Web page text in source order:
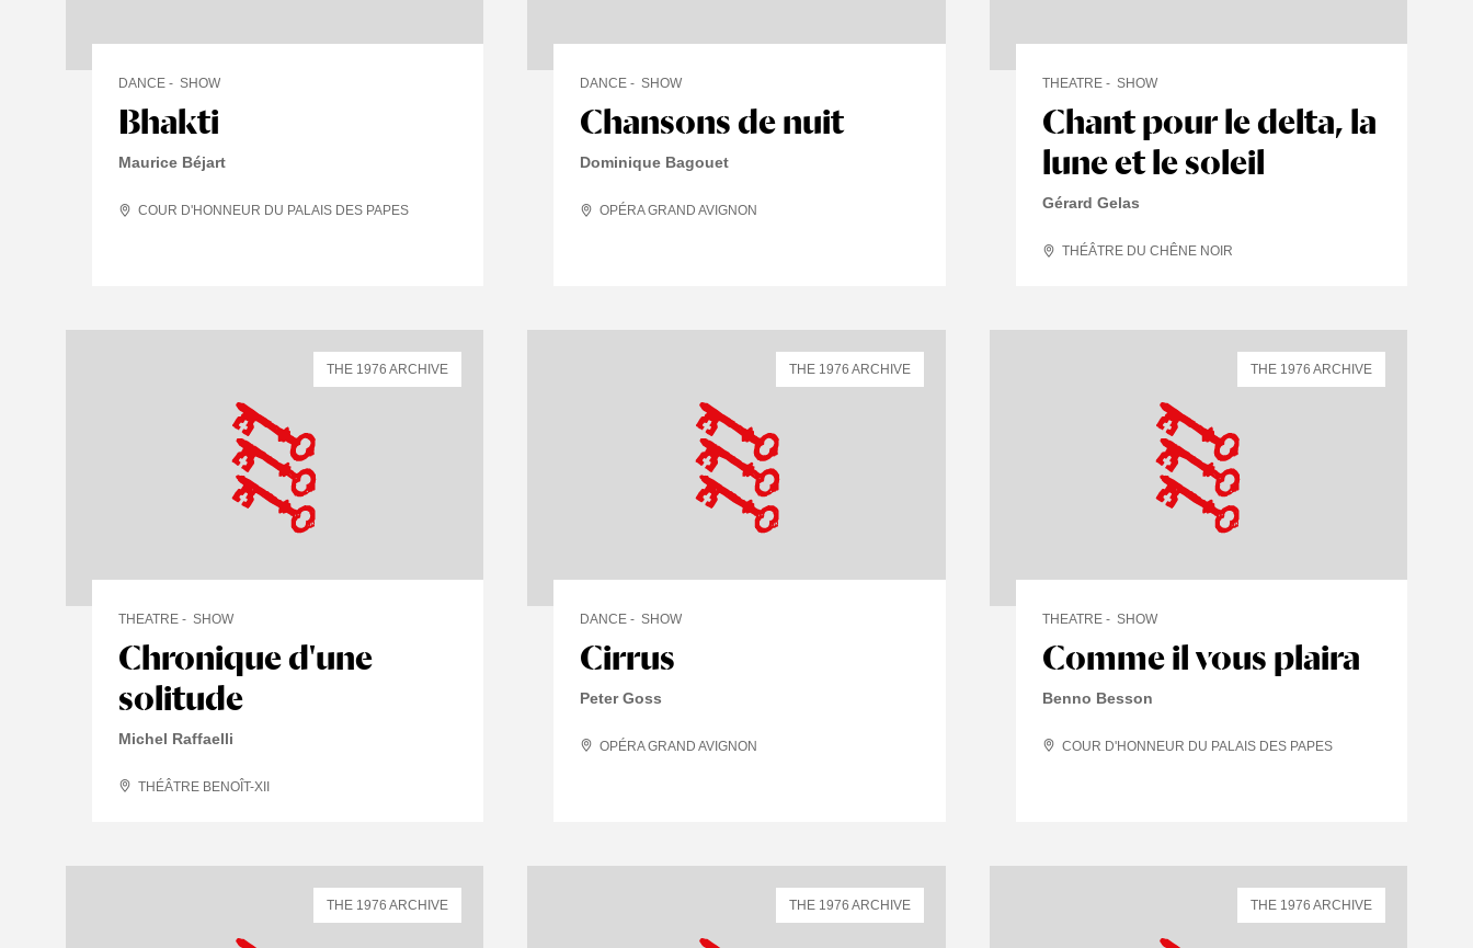
Bhakti
DANCE SHOW
Maurice Béjart
COUR D'HONNEUR DU PALAIS DES PAPES
Chansons de nuit
DANCE SHOW
Dominique Bagouet
OPÉRA GRAND AVIGNON
Chant pour le delta, la
lune et le soleil
THEATRE SHOW
Gérard Gelas
THÉÂTRE DU CHÊNE NOIR
Chronique d'une
solitude
THEATRE SHOW
Michel Raffaelli
THÉÂTRE BENOÎT-XII
THE 1976 ARCHIVE
Cirrus
DANCE SHOW
Peter Goss
OPÉRA GRAND AVIGNON
THE 1976 ARCHIVE
Comme il vous plaira
THEATRE SHOW
Benno Besson
COUR D'HONNEUR DU PALAIS DES PAPES
THE 1976 ARCHIVE
THE 1976 ARCHIVE THE 1976 ARCHIVE THE 1976 ARCHIVE